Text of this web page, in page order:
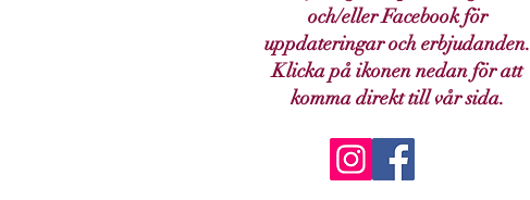
och/eller Facebook för
uppdateringar och erbjudanden.
Klicka på ikonen nedan för att
komma direkt till vår sida.